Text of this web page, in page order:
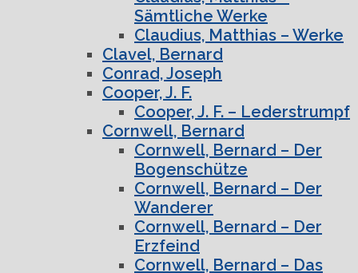
Sämtliche Werke
Claudius, Matthias – Werke
Clavel, Bernard
Conrad, Joseph
Cooper, J. F.
Cooper, J. F. – Lederstrumpf
Cornwell, Bernard
Cornwell, Bernard – Der
Bogenschütze
Cornwell, Bernard – Der
Wanderer
Cornwell, Bernard – Der
Erzfeind
Cornwell, Bernard – Das